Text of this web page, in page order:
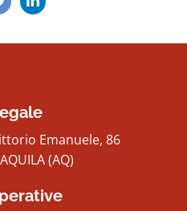
Emanuele, 86
(AQ)